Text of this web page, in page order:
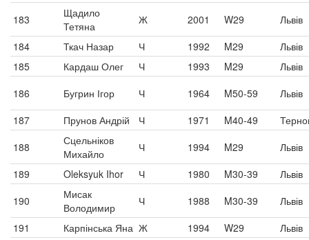
183
Щадило
Тетяна
Ж 2001 W29
Львів
184
Ткач Назар Ч 1992 M29
Львів
185
Кардаш Олег Ч 1993 M29
Львів
186
Бугрин Ігор Ч 1964 M50-59
Львів
187
Прунов Андрій Ч 1971 M40-49
188
Сцельніков
Михайло
Ч 1994 M29
Львів
189
Oleksyuk Ihor Ч 1980 M30-39
Львів
190
Мисак
Володимир
Ч 1988 M30-39
Львів
191
Карпінська Яна Ж 1994 W29
Львів